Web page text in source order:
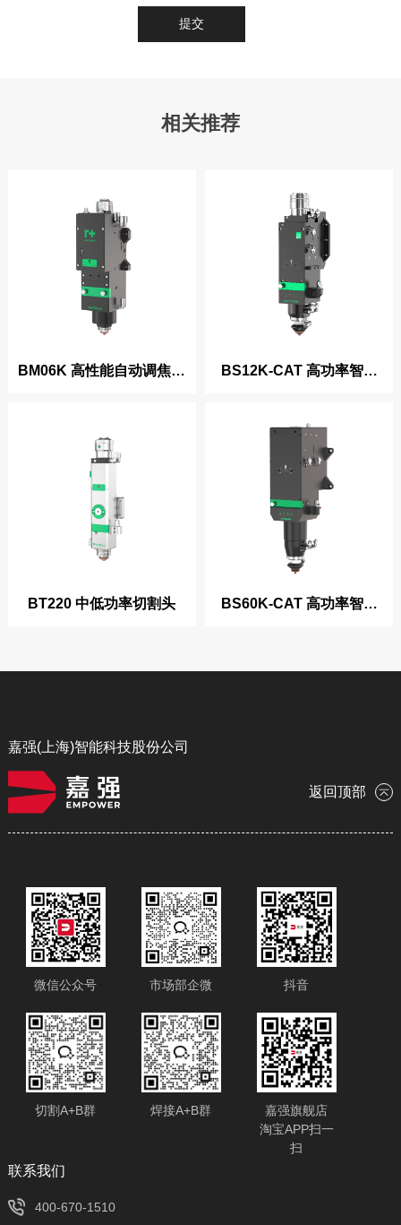
提交
相关推荐
BM06K 高性能自动调焦切
BS12K-CAT 高功率智能
BT220 中低功率切割头
BS60K-CAT 高功率智能
嘉强(上海)智能科技股份公司
返回顶部
微信公众号 市场部企微 抖音
切割A+B群 焊接A+B群
嘉强旗舰店
淘宝APP扫一
扫
​联系我们
400-670-1510